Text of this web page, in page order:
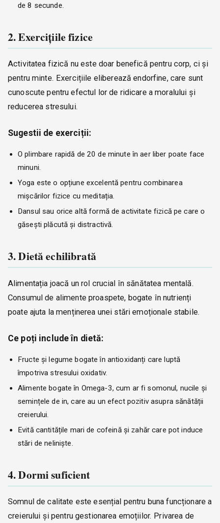
de 8 secunde.
2. Exercițiile fizice
Activitatea fizică nu este doar benefică pentru corp, ci și
pentru minte. Exercițiile eliberează endorfine, care sunt
cunoscute pentru efectul lor de ridicare a moralului și
reducerea stresului.
Sugestii de exerciții:
O plimbare rapidă de 20 de minute în aer liber poate face
minuni.
Yoga este o opțiune excelentă pentru combinarea
mișcărilor fizice cu meditația.
Dansul sau orice altă formă de activitate fizică pe care o
găsești plăcută și distractivă.
3. Dietă echilibrată
Alimentația joacă un rol crucial în sănătatea mentală.
Consumul de alimente proaspete, bogate în nutrienți
poate ajuta la menținerea unei stări emoționale stabile.
Ce poți include în dietă:
Fructe și legume bogate în antioxidanți care luptă
împotriva stresului oxidativ.
Alimente bogate în Omega-3, cum ar fi somonul, nucile și
semințele de in, care au un efect pozitiv asupra sănătății
creierului.
Evită cantitățile mari de cofeină și zahăr care pot induce
stări de neliniște.
4. Dormi suficient
Somnul de calitate este esențial pentru buna funcționare a
creierului și pentru gestionarea emoțiilor. Privarea de